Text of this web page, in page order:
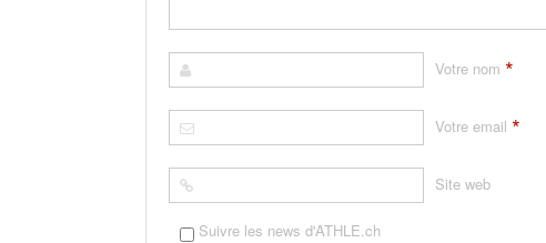
Votre nom *
Votre email *
Site web
Suivre les news d'ATHLE.ch